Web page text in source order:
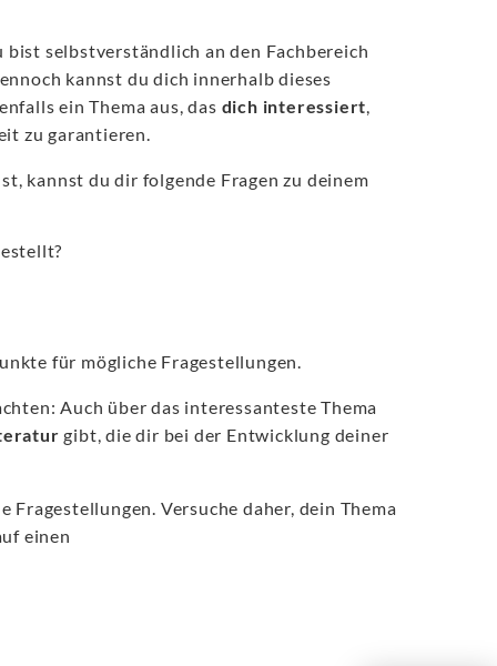
selbstverständlich an den Fachbereich
kannst du dich innerhalb dieses
ein Thema aus, das dich interessiert,
zu garantieren.
kannst du dir folgende Fragen zu deinem
für mögliche Fragestellungen.
Auch über das interessanteste Thema
gibt, die dir bei der Entwicklung deiner
Versuche daher, dein Thema
einen